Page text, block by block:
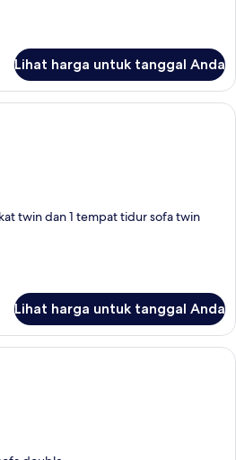
Lihat harga untuk tanggal Anda
Suite Deluks | Brankas, ruang kerja
twin dan 1 tempat tidur sofa twin
Lihat harga untuk tanggal Anda
Suite Mewah | Brankas, ruang kerja